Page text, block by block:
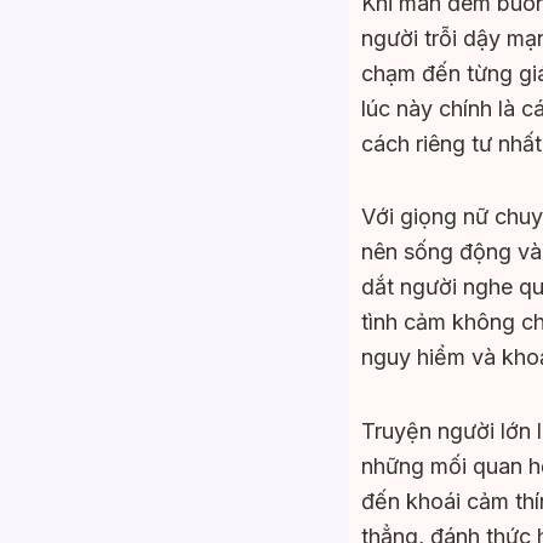
người trỗi dậy
chạm đến từng
lúc này chính là
cách riêng tư
Với giọng nữ
nên sống động
dắt người nghe
tình cảm không
nguy hiểm và
Truyện người lớn
những mối quan
đến khoái cảm
thẳng, đánh thức